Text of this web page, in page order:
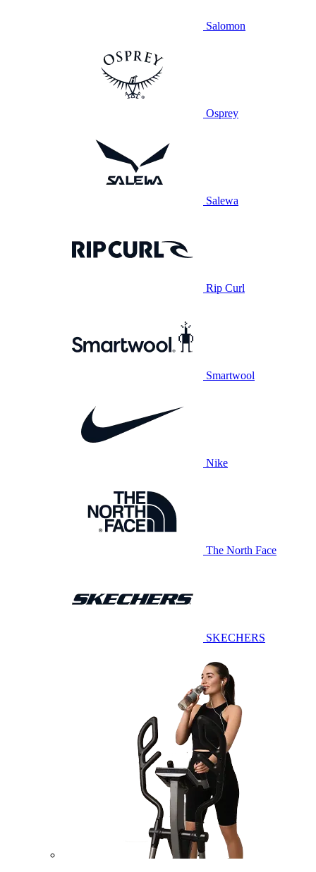
Salomon
Osprey
Salewa
Rip Curl
Smartwool
Nike
The North Face
SKECHERS